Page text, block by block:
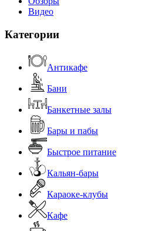
Видео
Категории
Антикафе
Бани
Банкетные залы
Бары и пабы
Быстрое питание
Кальян-бары
Караоке-клубы
Кафе